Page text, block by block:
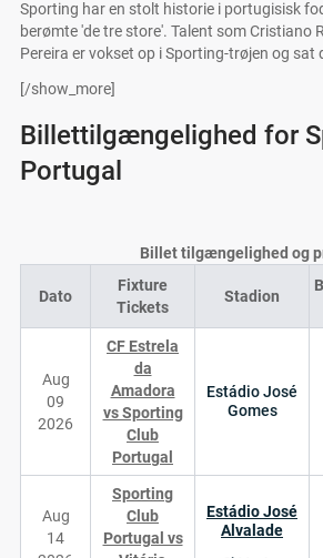
Sporting har en stolt historie i portugisisk
berømte 'de tre store'. Talent som Cristiano
Pereira er vokset op i Sporting-trøjen og sat
[/show_more]
Billettilgængelighed for
Portugal
Billet tilgængelighed og
Dato
Fixture
Tickets
Stadion
Aug
09
2026
CF Estrela
da
Amadora
vs Sporting
Club
Portugal
Estádio José
Gomes
Aug
14
Sporting
Club
Portugal vs
Estádio José
Alvalade